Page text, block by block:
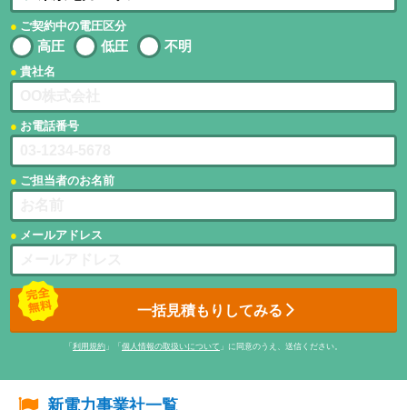
ご契約中の電圧区分
高圧 低圧 不明
貴社名
お電話番号
ご担当者のお名前
メールアドレス
一括見積もりしてみる
「 利用規約 」「 個人情報の取扱いについて 」に同意のうえ、送信ください。
新電力事業社一覧